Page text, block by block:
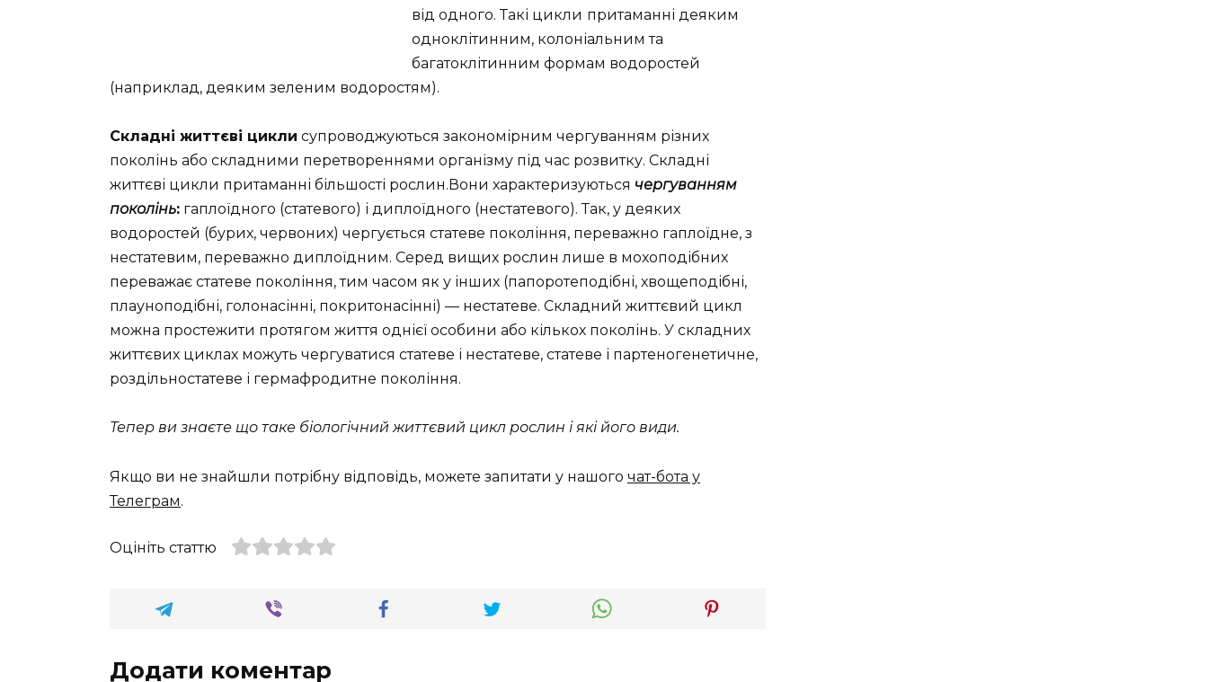
від одного. Такі цикли притаманні деяким
одноклітинним, колоніальним та
багатоклітинним формам водоростей
(наприклад, деяким зеленим водоростям).
Складні життєві цикли супроводжуються закономірним чергу­ванням різних
поколінь або складними перетвореннями організ­му під час розвитку. Складні
життєві цикли притаманні більшості рослин.Вони характеризуються чергуванням
поколінь: гаплоїдного (статевого) і диплоїдного (нестатевого). Так, у деяких
водоростей (бурих, червоних) чергується статеве покоління, переважно гаплоїдне, з
нестатевим, переважно диплоїдним. Серед вищих рослин лише в мохоподібних
переважає статеве покоління, тим часом як у інших (папоротепо­дібні, хвощеподібні,
плауноподібні, голонасінні, покритонасін­ні) — нестатеве. Складний життєвий цикл
можна простежити протягом життя однієї особини або кількох поколінь. У складних
життєвих циклах можуть чергуватися статеве і нестатеве, статеве і партеногенетичне,
роздільностатеве і гермафродитне покоління.
Тепер ви знаєте що таке біологічний життєвий цикл рослин і які його види.
Якщо ви не знайшли потрібну відповідь, можете запитати у нашого чат-бота у
Телеграм.
Оцініть статтю
Додати коментар